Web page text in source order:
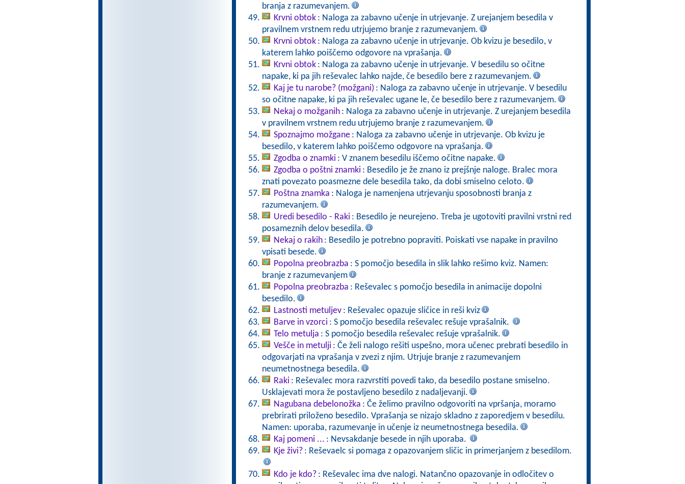
branja z razumevanjem.
Krvni obtok : Naloga za zabavno učenje in utrjevanje. Z urejanjem besedila v
pravilnem vrstnem redu utrjujemo branje z razumevanjem.
Krvni obtok : Naloga za zabavno učenje in utrjevanje. Ob kvizu je besedilo, v
katerem lahko poiščemo odgovore na vprašanja.
Krvni obtok : Naloga za zabavno učenje in utrjevanje. V besedilu so očitne
napake, ki pa jih reševalec lahko najde, če besedilo bere z razumevanjem.
Kaj je tu narobe? (možgani) : Naloga za zabavno učenje in utrjevanje. V besedilu
so očitne napake, ki pa jih reševalec ugane le, če besedilo bere z razumevanjem.
Nekaj o možganih : Naloga za zabavno učenje in utrjevanje. Z urejanjem besedila
v pravilnem vrstnem redu utrjujemo branje z razumevanjem.
Spoznajmo možgane : Naloga za zabavno učenje in utrjevanje. Ob kvizu je
besedilo, v katerem lahko poiščemo odgovore na vprašanja.
Zgodba o znamki : V znanem besedilu iščemo očitne napake.
Zgodba o poštni znamki : Besedilo je že znano iz prejšnje naloge. Bralec mora
znati povezato poasmezne dele besedila tako, da dobi smiselno celoto.
Poštna znamka : Naloga je namenjena utrjevanju sposobnosti branja z
razumevanjem.
Uredi besedilo - Raki : Besedilo je neurejeno. Treba je ugotoviti pravilni vrstni red
posameznih delov besedila.
Nekaj o rakih : Besedilo je potrebno popraviti. Poiskati vse napake in pravilno
vpisati besede.
Popolna preobrazba : S pomočjo besedila in slik lahko rešimo kviz. Namen:
branje z razumevanjem
Popolna preobrazba : Reševalec s pomočjo besedila in animacije dopolni
besedilo.
Lastnosti metuljev : Reševalec opazuje sličice in reši kviz
Barve in vzorci : S pomočjo besedila reševalec rešuje vprašalnik.
Telo metulja : S pomočjo besedila reševalec rešuje vprašalnik.
Vešče in metulji : Če želi nalogo rešiti uspešno, mora učenec prebrati besedilo in
odgovarjati na vprašanja v zvezi z njim. Utrjuje branje z razumevanjem
neumetnostnega besedila.
Raki : Reševalec mora razvrstiti povedi tako, da besedilo postane smiselno.
Usklajevati mora že postavljeno besedilo z nadaljevanji.
Nagubana debelonožka : Če želimo pravilno odgovoriti na vpršanja, moramo
prebrirati priloženo besedilo. Vprašanja se nizajo skladno z zaporedjem v besedilu.
Namen: uporaba, razumevanje in učenje iz neumetnostnega besedila.
Kaj pomeni ... : Nevsakdanje besede in njih uporaba.
Kje živi? : Reševaelc si pomaga z opazovanjem sličic in primerjanjem z besedilom.
Kdo je kdo? : Reševalec ima dve nalogi. Natančno opazovanje in odločitev o